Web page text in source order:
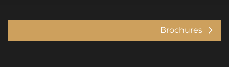
Brochures